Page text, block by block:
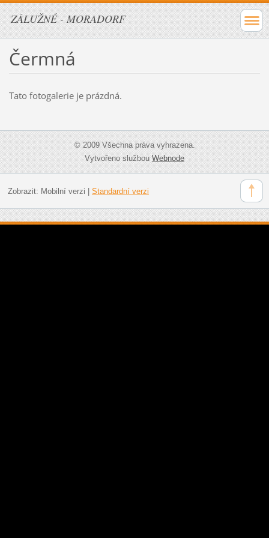
ZÁLUŽNÉ - MORADORF
Čermná
Tato fotogalerie je prázdná.
© 2009 Všechna práva vyhrazena.
Vytvořeno službouWebnode
Zobrazit: Mobilní verzi Standardní verzi